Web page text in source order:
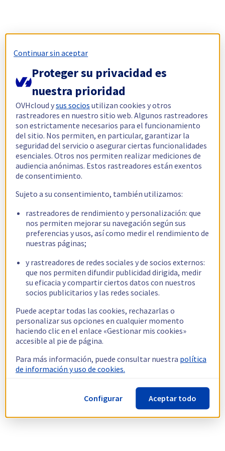
Continuar sin aceptar
Proteger su privacidad es
nuestra prioridad
OVHcloud ysus socios utilizan cookies y otros
rastreadores en nuestro sitio web. Algunos rastreadores
son estrictamente necesarios para el funcionamiento
del sitio. Nos permiten, en particular, garantizar la
seguridad del servicio o asegurar ciertas funcionalidades
esenciales. Otros nos permiten realizar mediciones de
audiencia anónimas. Estos rastreadores están exentos
de consentimiento.
Sujeto a su consentimiento, también utilizamos:
rastreadores de rendimiento y personalización: que
nos permiten mejorar su navegación según sus
preferencias y usos, así como medir el rendimiento de
nuestras páginas;
y rastreadores de redes sociales y de socios externos:
que nos permiten difundir publicidad dirigida, medir
su eficacia y compartir ciertos datos con nuestros
socios publicitarios y las redes sociales.
Puede aceptar todas las cookies, rechazarlas o
personalizar sus opciones en cualquier momento
haciendo clic en el enlace «Gestionar mis cookies»
accesible al pie de página.
Para más información, puede consultar nuestra política
de información y uso de cookies.
Configurar Aceptar todo